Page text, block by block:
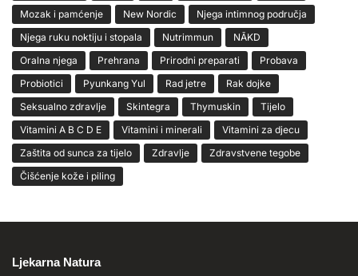
Mozak i pamćenje
New Nordic
Njega intimnog područja
Njega ruku noktiju i stopala
Nutrimmun
NĀKD
Oralna njega
Prehrana Prirodni preparati
Probava
Probiotici
Pyunkang Yul Rad jetre
Rak dojke
Seksualno zdravlje
Skintegra Thymuskin
Tijelo
Vitamini A B C D E
Vitamini i minerali
Vitamini za djecu
Zaštita od sunca za tijelo
Zdravlje
Zdravstvene tegobe
Čišćenje kože i piling
Ljekarna Natura